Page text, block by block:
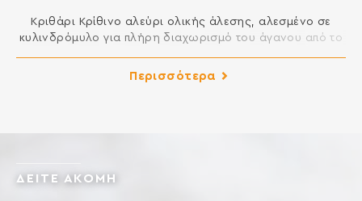
Κριθάρι Κρίθινο αλεύρι ολικής άλεσης, αλεσµένο σε
κυλινδρόµυλο για πλήρη διαχωρισµό του άγανου από το
για την παρασκευή κριθαρένιων κρητικών παξιµαδιών,
κριθαρένιου ψωµιού και αρτοσκευασµάτων. Διαθέσιμο
Περισσότερα
ΔΕΙΤΕ ΑΚΟΜΗ